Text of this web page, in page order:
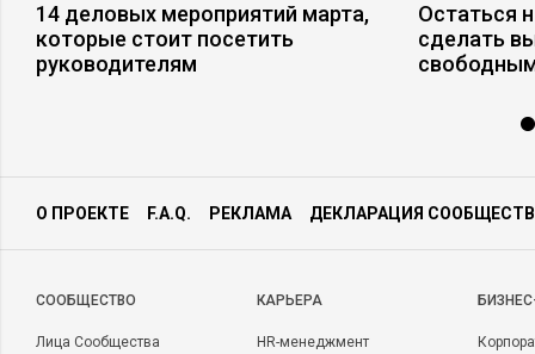
14 деловых мероприятий марта,
которые стоит посетить
руководителям
Остаться
сделать
О ПРОЕКТЕ F.A.Q. РЕКЛАМА ДЕКЛАРАЦИЯ
CООБЩЕСТВО
Лица Сообщества
КАРЬЕРА
HR-менеджмент